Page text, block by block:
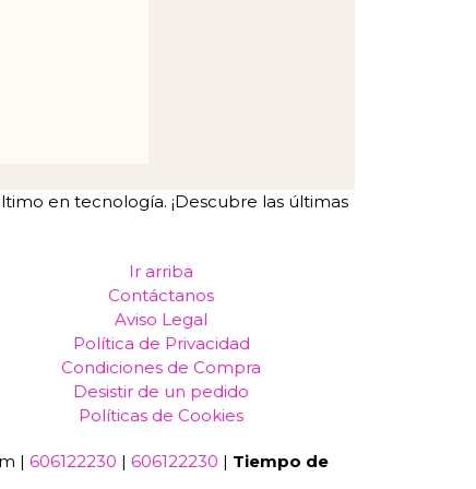
en tecnología. ¡Descubre las últimas
Ir arriba
Contáctanos
Aviso Legal
Política de Privacidad
Condiciones de Compra
Desistir de un pedido
Políticas de Cookies
|606122230 |606122230 | Tiempo de